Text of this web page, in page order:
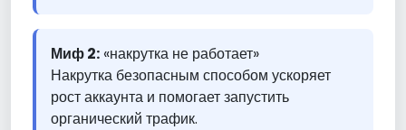
Миф 2: «накрутка не работает»
Накрутка безопасным способом ускоряет
рост аккаунта и помогает запустить
органический трафик.